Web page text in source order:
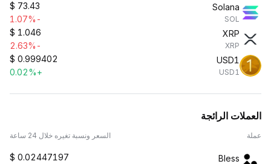
Solana
SOL
$ 73.43
-1.07%
XRP
XRP
$ 1.046
-2.63%
USD1
USD1
$ 0.999402
+0.02%
العملات الرائجة
عملة السعر ونسبة تغيره خلال 24 ساعة
Bless
$ 0.02447197